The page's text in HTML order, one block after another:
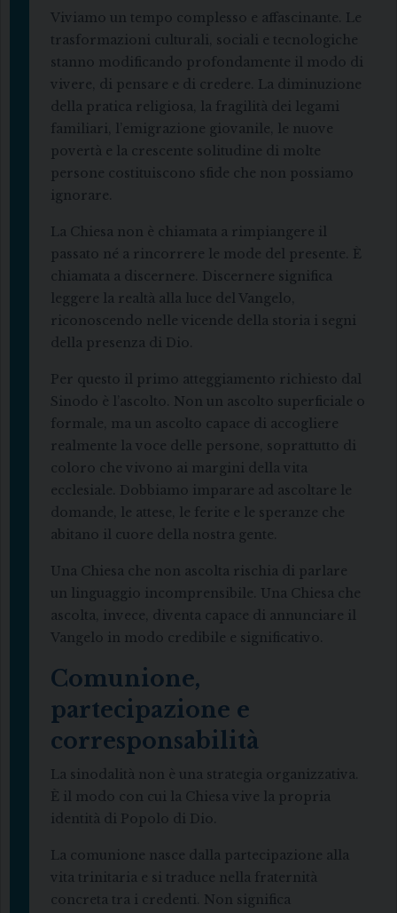
Viviamo un tempo complesso e affascinante. Le
trasformazioni culturali, sociali e tecnologiche
stanno modificando profondamente il modo di
vivere, di pensare e di credere. La diminuzione
della pratica religiosa, la fragilità dei legami
familiari, l’emigrazione giovanile, le nuove
povertà e la crescente solitudine di molte
persone costituiscono sfide che non possiamo
ignorare.
La Chiesa non è chiamata a rimpiangere il
passato né a rincorrere le mode del presente. È
chiamata a discernere. Discernere significa
leggere la realtà alla luce del Vangelo,
riconoscendo nelle vicende della storia i segni
della presenza di Dio.
Per questo il primo atteggiamento richiesto dal
Sinodo è l’ascolto. Non un ascolto superficiale o
formale, ma un ascolto capace di accogliere
realmente la voce delle persone, soprattutto di
coloro che vivono ai margini della vita
ecclesiale. Dobbiamo imparare ad ascoltare le
domande, le attese, le ferite e le speranze che
abitano il cuore della nostra gente.
Una Chiesa che non ascolta rischia di parlare
un linguaggio incomprensibile. Una Chiesa che
ascolta, invece, diventa capace di annunciare il
Vangelo in modo credibile e significativo.
Comunione,
partecipazione e
corresponsabilità
La sinodalità non è una strategia organizzativa.
È il modo con cui la Chiesa vive la propria
identità di Popolo di Dio.
La comunione nasce dalla partecipazione alla
vita trinitaria e si traduce nella fraternità
concreta tra i credenti. Non significa